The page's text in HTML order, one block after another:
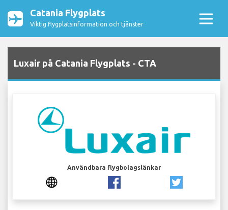
Catania Flygplats
Viktig flygplatsinformation och tjänster
Luxair på Catania Flygplats - CTA
Användbara flygbolagslänkar